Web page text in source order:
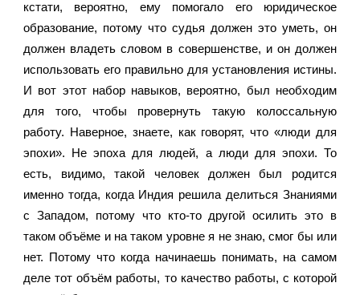
кстати, вероятно, ему помогало его юридическое
образование, потому что судья должен это уметь, он
должен владеть словом в совершенстве, и он должен
использовать его правильно для установления истины.
И вот этот набор навыков, вероятно, был необходим
для того, чтобы провернуть такую колоссальную
работу. Наверное, знаете, как говорят, что «люди для
эпохи». Не эпоха для людей, а люди для эпохи. То
есть, видимо, такой человек должен был родится
именно тогда, когда Индия решила делиться Знаниями
с Западом, потому что кто-то другой осилить это в
таком объёме и на таком уровне я не знаю, смог бы или
нет. Потому что когда начинаешь понимать, на самом
деле тот объём работы, то качество работы, с которой